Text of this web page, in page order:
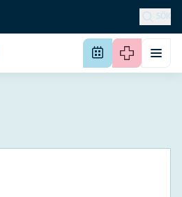
SÖK